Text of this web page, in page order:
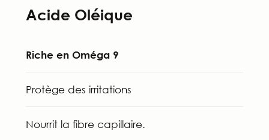
Acide Oléique
Riche en Oméga 9
Protège des irritations
Nourrit la fibre capillaire.